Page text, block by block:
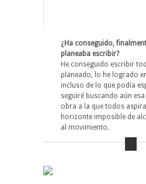
¿Ha conseguido,
planeaba escribir?
He conseguido escribir
planeado, lo he logrado
incluso de lo que podía
seguiré buscando aún
obra a la que todos
horizonte imposible de
al movimiento.